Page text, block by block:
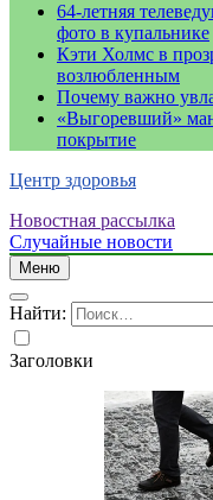
64-летняя
фото в купальнике
Кэти Холмс в
возлюбленным
Почему важно
«Выгоревший»
покрытие
Центр здоровья
Новостная рассылка
Случайные новости
Меню
Найти:
Заголовки